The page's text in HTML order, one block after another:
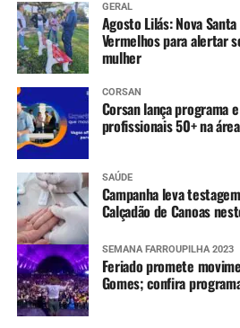
GERAL
Agosto Lilás: Nova
Vermelhos para alertar
mulher
CORSAN
Corsan lança programa
profissionais 50+ na
SAÚDE
Campanha leva
Calçadão de Canoas
SEMANA FARROUPILHA 2023
Feriado promete
Gomes; confira